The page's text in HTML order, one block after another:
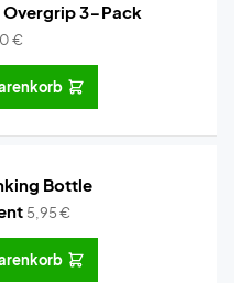
Overgrip 3-Pack
€
Bottle
5,95€